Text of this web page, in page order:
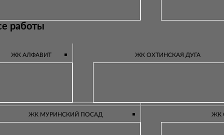
работы
ЖК АЛФАВИТ ЖК ОХТИНСКАЯ ДУГА
ЖК МУРИНСКИЙ ПОСАД ЖК